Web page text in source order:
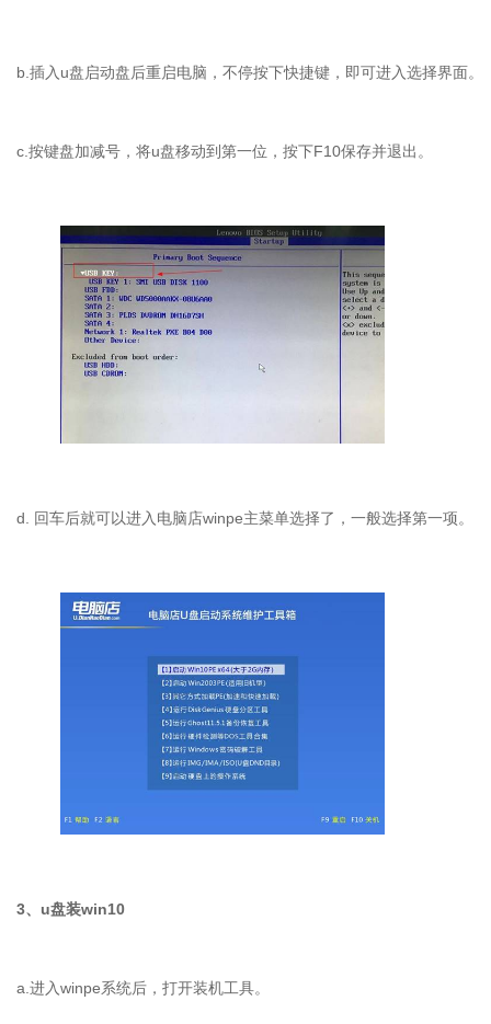
b.插入u盘启动盘后重启电脑，不停按下快捷键，即可进入选择界面。
c.按键盘加减号，将u盘移动到第一位，按下F10保存并退出。
d. 回车后就可以进入电脑店winpe主菜单选择了，一般选择第一项。
3、u盘装win10
a.进入winpe系统后，打开装机工具。